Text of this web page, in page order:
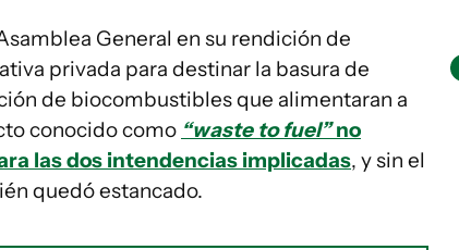
General en su rendición de
privada para destinar la basura de
de biocombustibles que alimentaran a
conocido como “waste to fuel”no
las dos intendencias implicadas, y sin el
quedó estancado.